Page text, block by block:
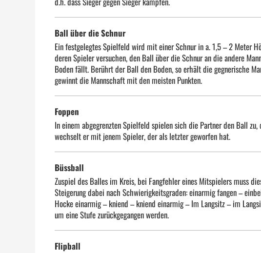
Ball über die Schnur
Ein festgelegtes Spielfeld wird mit einer Schnur in a. 1,5 – 2 Meter
deren Spieler versuchen, den Ball über die Schnur an die andere
Boden fällt. Berührt der Ball den Boden, so erhält die gegnerische
gewinnt die Mannschaft mit den meisten Punkten.
Foppen
In einem abgegrenzten Spielfeld spielen sich die Partner den Ball
wechselt er mit jenem Spieler, der als letzter geworfen hat.
Büssball
Zuspiel des Balles im Kreis, bei Fangfehler eines Mitspielers muss
Steigerung dabei nach Schwierigkeitsgraden: einarmig fangen –
Hocke einarmig – kniend – kniend einarmig – Im Langsitz – im
um eine Stufe zurückgegangen werden.
Flipball